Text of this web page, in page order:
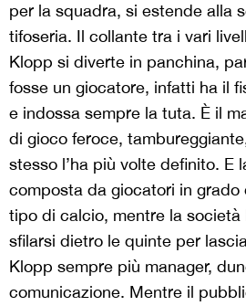
per la squadra, si estende alla
tifoseria. Il collante tra i vari
Klopp si diverte in panchina,
fosse un giocatore, infatti ha il
e indossa sempre la tuta. È il
di gioco feroce,
stesso l’ha più volte definito. E
composta da giocatori in grado
tipo di calcio, mentre la società
sfilarsi dietro le quinte per
Klopp sempre più manager,
comunicazione. Mentre il